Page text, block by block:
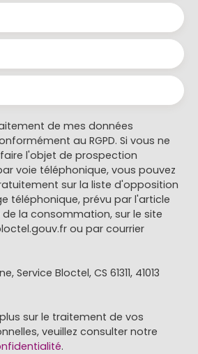
de mes données
au RGPD. Si vous ne
l'objet de prospection
voie téléphonique, vous pouvez
sur la liste d'opposition
téléphonique, prévu par l'article
de la consommation, sur le site
ou par courrier
Service Bloctel, CS 61311, 41013
sur le traitement de vos
veuillez consulter notre
.